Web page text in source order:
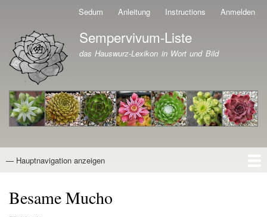
Direkt
zum
Inhalt
Sedum Anleitung Instructions Anmelden
Branding der Website
Sempervivum-Liste
das Hauswurz-Lexikon in Wort und Bild
Hauptnavigation
— Hauptnavigation anzeigen
Besame Mucho